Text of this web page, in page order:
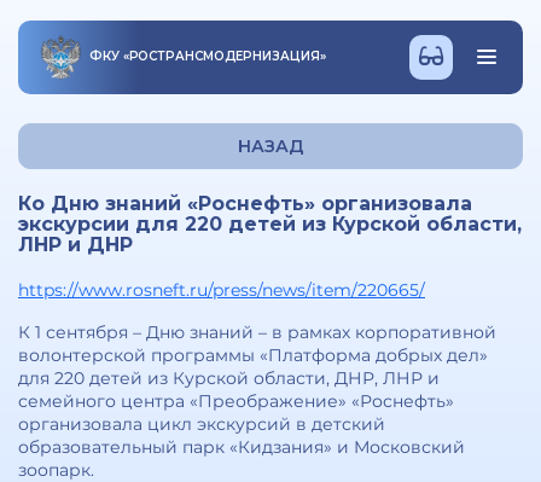
ФКУ «РОСТРАНСМОДЕРНИЗАЦИЯ»
НАЗАД
Ко Дню знаний «Роснефть» организовала
экскурсии для 220 детей из Курской области,
ЛНР и ДНР
https://www.rosneft.ru/press/news/item/220665/
К 1 сентября – Дню знаний – в рамках корпоративной
волонтерской программы «Платформа добрых дел»
для 220 детей из Курской области, ДНР, ЛНР и
семейного центра «Преображение» «Роснефть»
организовала цикл экскурсий в детский
образовательный парк «Кидзания» и Московский
зоопарк.